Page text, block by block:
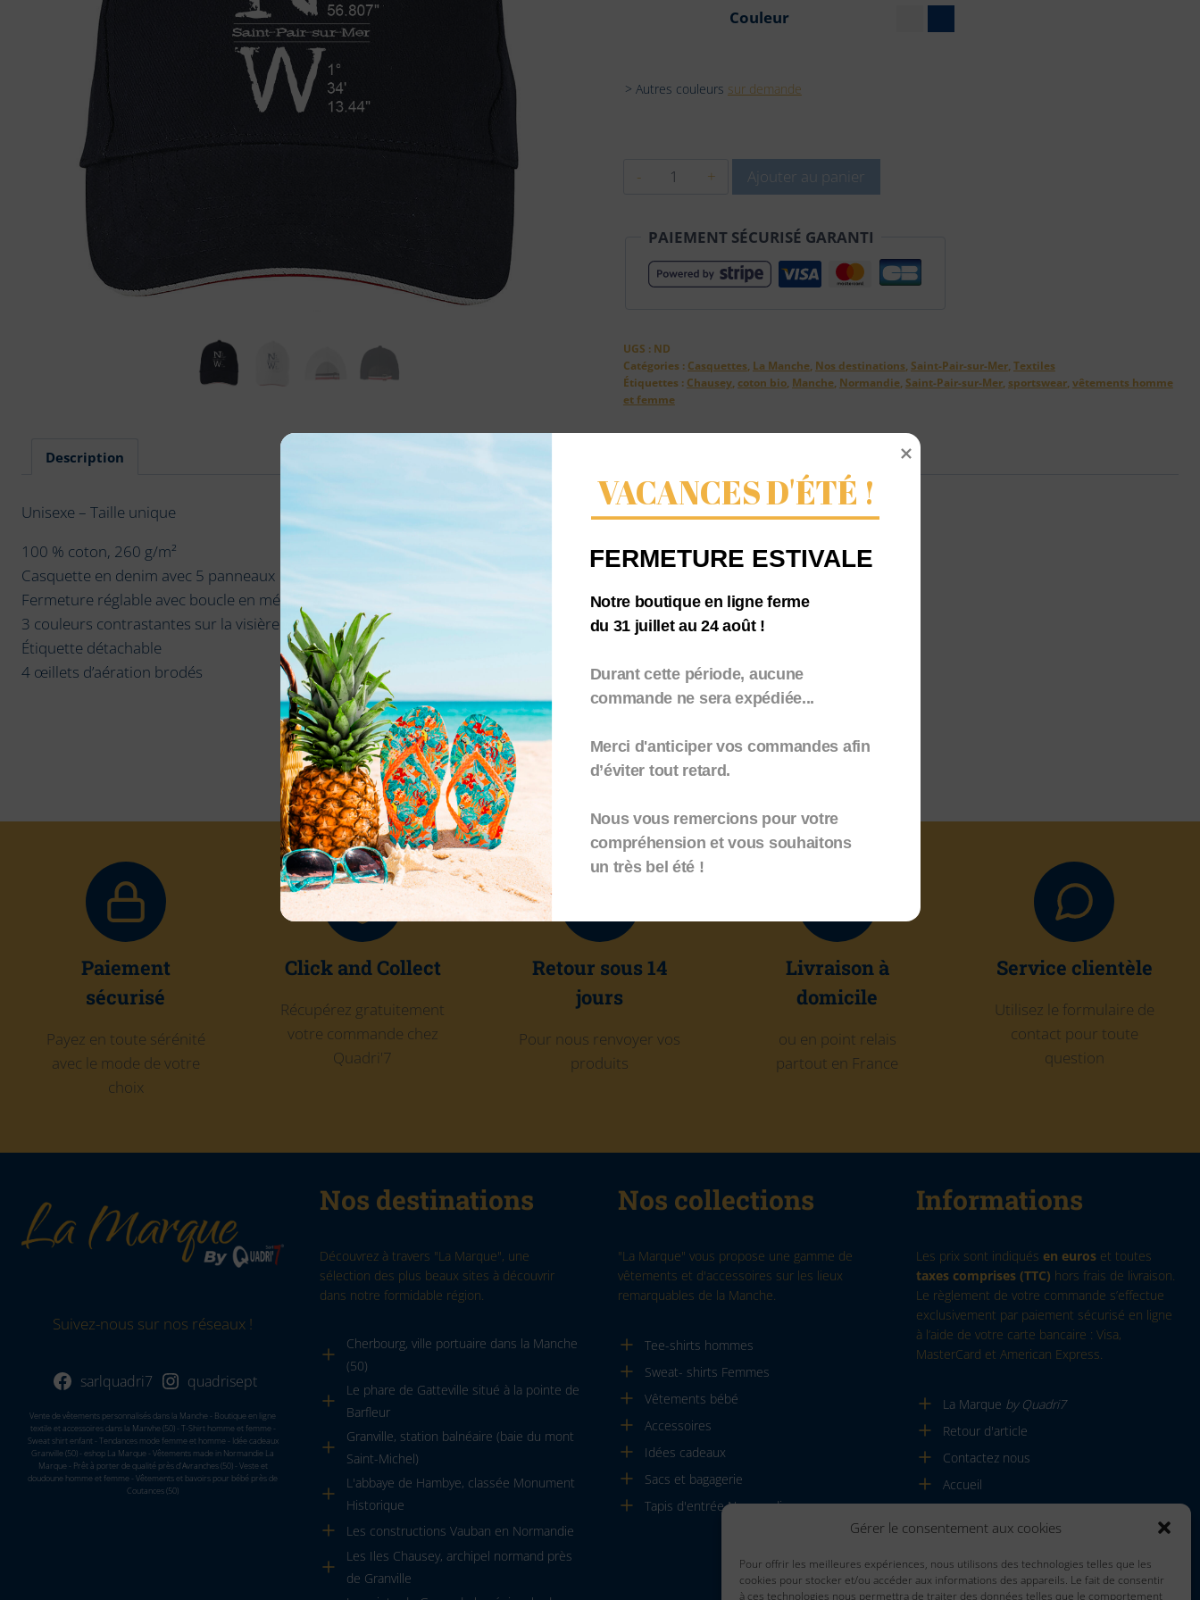
Gérer le consentement aux cookies
Pour offrir les meilleures expériences, nous utilisons des technologies telles que les
cookies pour stocker et/ou accéder aux informations des appareils. Le fait de consentir
à ces technologies nous permettra de traiter des données telles que le comportement
Couleur
> Autres couleurs sur demande
quantité
unisexe
-
SAINT-
SUR-
MER
et
ses
coordonnées
Ajouter au panier
PAIEMENT SÉCURISÉ GARANTI
UGS : ND
Catégories : Casquettes La Manche, Nos destinations Saint-Pair-sur-Mer, Textiles
Étiquettes : Chausey, coton bio, Manche, Normandie, Saint-Pair-sur-Mer, sportswear, vêtements homme
et femme
Description
Unisexe – Taille unique
100 % coton, 260 g/m²
Casquette en denim avec 5 panneaux
Fermeture réglable avec boucle en métal
3 couleurs contrastantes sur la visière
Étiquette détachable
4 œillets d’aération brodés
Paiement
sécurisé
Payez en toute sérénité
avec le mode de votre
choix
Click and Collect
Récupérez gratuitement
votre commande chez
Quadri'7
Retour sous 14
jours
Pour nous renvoyer vos
produits
Livraison à
domicile
ou en point relais
partout en France
Service clientèle
Utilisez le formulaire de
contact pour toute
question
Suivez-nous sur nos réseaux !
sarlquadri7 quadrisept
Vente de vêtements personnalisés dans la Manche - Boutique en ligne
textile et accessoires dans la Manvhe (50) - T-Shirt homme et femme -
Sweat shirt enfant - Tendances mode femme et homme - Idée cadeaux
Granville (50) - eshop La Marque - Vêtements made in Normandie La
Marque - Prêt à porter de qualité près d'Avranches (50) - Veste et
doudoune homme et femme - Vêtements et bavoirs pour bébé près de
Coutances (50)
Nos destinations
Découvrez à travers "La Marque", une
sélection des plus beaux sites à découvrir
dans notre formidable région.
Cherbourg, ville portuaire dans la Manche
(50)
Le phare de Gatteville situé à la pointe de
Barfleur
Granville, station balnéaire (baie du mont
Saint-Michel)
L'abbaye de Hambye, classée Monument
Historique
Les constructions Vauban en Normandie
Les Iles Chausey, archipel normand près
de Granville
Nos collections
"La Marque" vous propose une gamme de
vêtements et d'accessoires sur les lieux
remarquables de la Manche.
Tee-shirts hommes
Sweat- shirts Femmes
Vêtements bébé
Accessoires
Idées cadeaux
Sacs et bagagerie
Tapis d'entrée Normandie
Informations
Les prix sont indiqués en euros et toutes
taxes comprises (TTC) hors frais de livraison.
Le règlement de votre commande s’effectue
exclusivement par paiement sécurisé en ligne
à l’aide de votre carte bancaire : Visa,
MasterCard et American Express.
La Marque by Quadri7
Retour d'article
Contactez nous
Accueil
VACANCES D'ÉTÉ !
Notre boutique en ligne ferme
du 31 juillet au 24 août !
Durant cette période, aucune
commande ne sera expédiée...
Merci d'anticiper vos commandes afin
d’éviter tout retard.
Nous vous remercions pour votre
compréhension et vous souhaitons
un très bel été !
FERMETURE ESTIVALE